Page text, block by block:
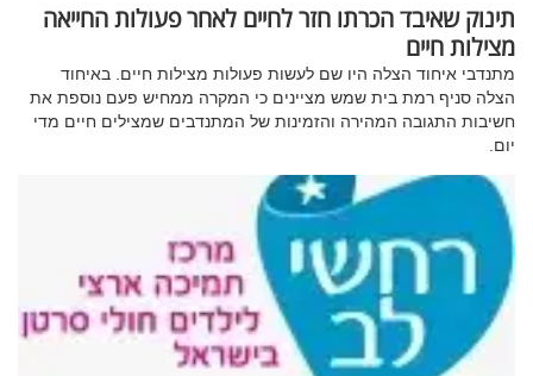
תינוק שאיבד הכרתו חזר לחיים לאחר פעולות החייאה
מצילות חיים
מתנדבי איחוד הצלה היו שם לעשות פעולות מצילות חיים. באיחוד
הצלה סניף רמת בית שמש מציינים כי המקרה ממחיש פעם נוספת את
חשיבות התגובה המהירה והזמינות של המתנדבים שמצילים חיים מדי
יום.